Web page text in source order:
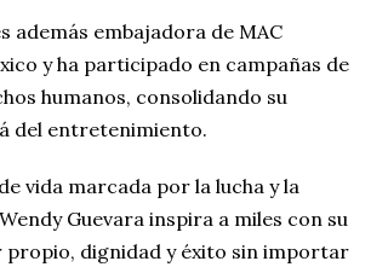
además embajadora de MAC
y ha participado en campañas de
humanos, consolidando su
del entretenimiento.
vida marcada por la lucha y la
Guevara inspira a miles con su
propio, dignidad y éxito sin importar